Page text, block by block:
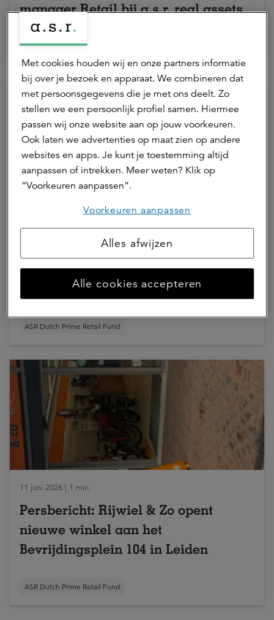
manager Retail bij a.s.r. real assets
ASR Dutch Prime Retail Fund
17 juni 2026 | 3 min.
a.s.r. real assets sluit 2 nieuwe
huurovereenkomsten en verlengt 2
bestaande in winkelcentrum Hoge
Vucht in Breda
ASR Dutch Prime Retail Fund
11 juni 2026 | 1 min.
Persbericht: Rijwiel & Zo opent
nieuwe winkel aan het
Bevrijdingsplein 104 in Leiden
ASR Dutch Prime Retail Fund
Met cookies houden wij en onze partners informatie
bij over je bezoek en apparaat. We combineren dat
met persoonsgegevens die je met ons deelt. Zo
stellen we een persoonlijk profiel samen. Hiermee
passen wij onze website aan op jouw voorkeuren.
Ook laten we advertenties op maat zien op andere
websites en apps. Je kunt je toestemming altijd
aanpassen of intrekken. Meer weten? Klik op
“Voorkeuren aanpassen”.
Voorkeuren aanpassen
Alles afwijzen
Alle cookies accepteren